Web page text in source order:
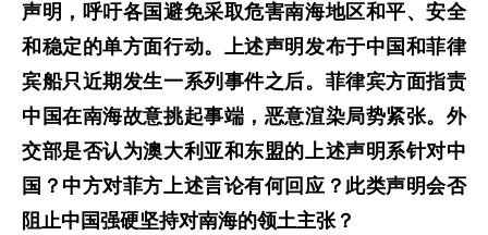
声明，呼吁各国避免采取危害南海地区和平、安全
和稳定的单方面行动。上述声明发布于中国和菲律
宾船只近期发生一系列事件之后。菲律宾方面指责
中国在南海故意挑起事端，恶意渲染局势紧张。外
交部是否认为澳大利亚和东盟的上述声明系针对中
国？中方对菲方上述言论有何回应？此类声明会否
阻止中国强硬坚持对南海的领土主张？